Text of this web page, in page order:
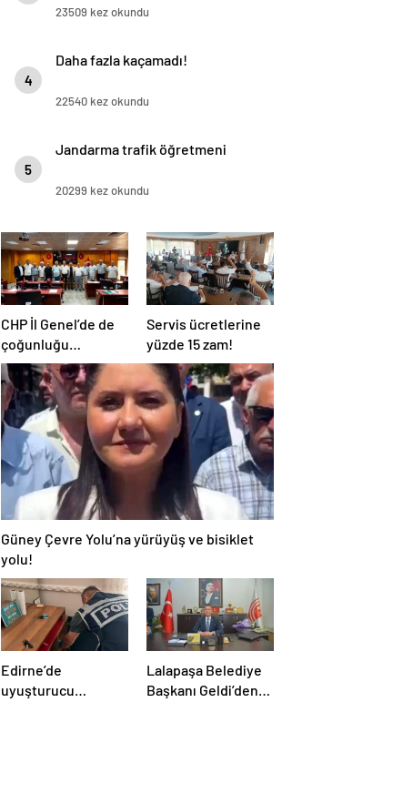
23509 kez okundu
4
Daha fazla kaçamadı!
22540 kez okundu
5
Jandarma trafik öğretmeni
20299 kez okundu
CHP İl Genel’de de
çoğunluğu
kaybetti!
Servis ücretlerine
yüzde 15 zam!
Güney Çevre Yolu’na yürüyüş ve bisiklet
yolu!
Edirne’de
uyuşturucu
Lalapaşa Belediye
Başkanı Geldi’den